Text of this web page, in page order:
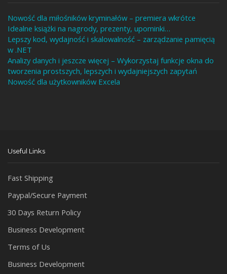
Nowość dla miłośników kryminałów – premiera wkrótce
Idealne książki na nagrody, prezenty, upominki…
Lepszy kod, wydajność i skalowalność – zarządzanie pamięcią
w .NET
Analizy danych i jeszcze więcej – Wykorzystaj funkcje okna do
tworzenia prostszych, lepszych i wydajniejszych zapytań
Nowość dla użytkowników Excela
Useful Links
Fast Shipping
Paypal/Secure Payment
30 Days Return Policy
Business Development
Terms of Us
Business Development